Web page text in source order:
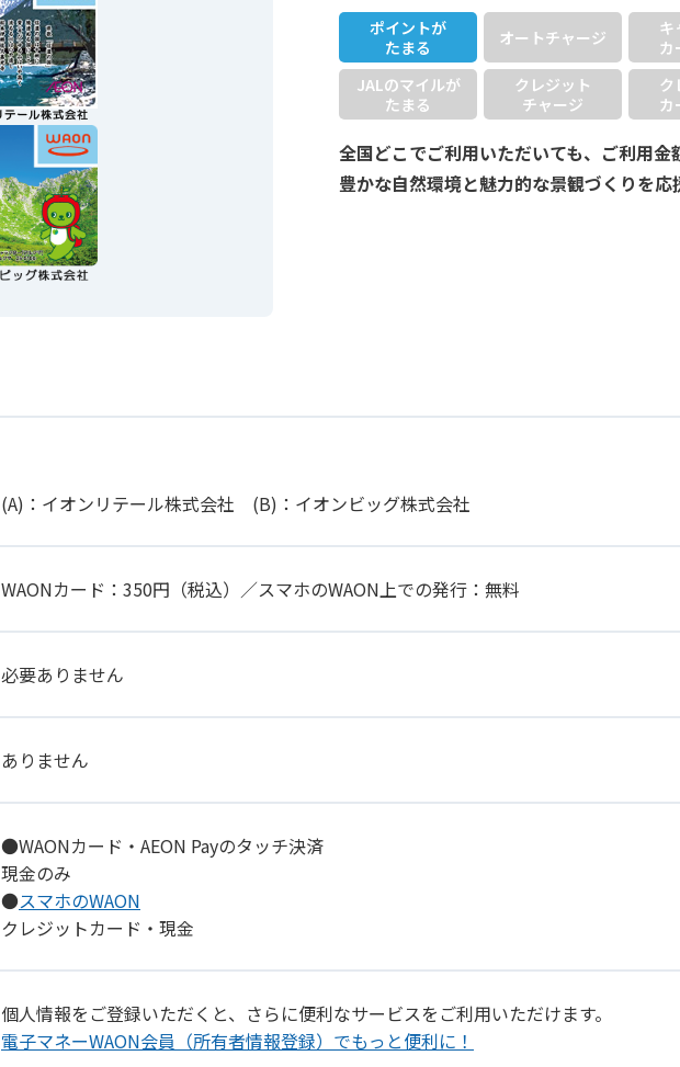
ポイントが
たまる
オートチャージ
キ
カ
JALのマイルが
たまる
クレジット
チャージ
ク
カ
全国どこでご利用いただいても、ご利用金
豊かな自然環境と魅力的な景観づくりを応
(A)：イオンリテール株式会社 (B)：イオンビッグ株式会社
WAONカード：350円（税込）／スマホのWAON上での発行：無料
必要ありません
ありません
●WAONカード・AEON Payのタッチ決済
現金のみ
●スマホのWAON
クレジットカード・現金
個人情報をご登録いただくと、さらに便利なサービスをご利用いただけます。
電子マネーWAON会員（所有者情報登録）でもっと便利に！